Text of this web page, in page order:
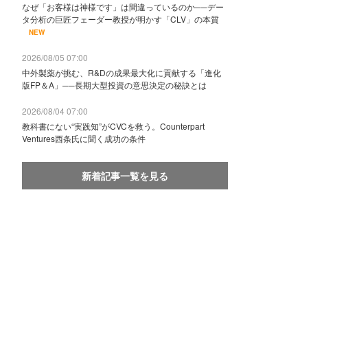
なぜ「お客様は神様です」は間違っているのか──デー
タ分析の巨匠フェーダー教授が明かす「CLV」の本質
NEW
2026/08/05 07:00
中外製薬が挑む、R&Dの成果最大化に貢献する「進化
版FP＆A」──長期大型投資の意思決定の秘訣とは
2026/08/04 07:00
教科書にない“実践知”がCVCを救う。Counterpart
Ventures西条氏に聞く成功の条件
新着記事一覧を見る